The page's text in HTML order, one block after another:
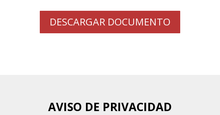
DESCARGAR DOCUMENTO
AVISO DE PRIVACIDAD